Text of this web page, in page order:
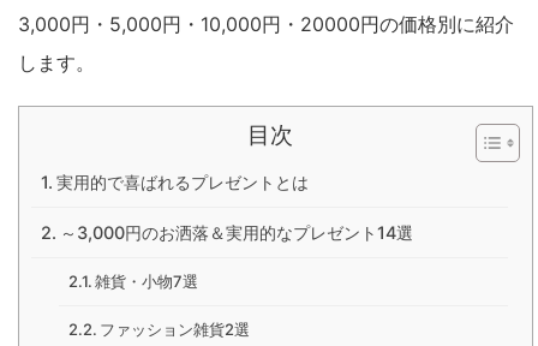
3,000円・5,000円・10,000円・20000円の価格別に紹介
します。
目次
実用的で喜ばれるプレゼントとは
～3,000円のお洒落＆実用的なプレゼント14選
雑貨・小物7選
ファッション雑貨2選